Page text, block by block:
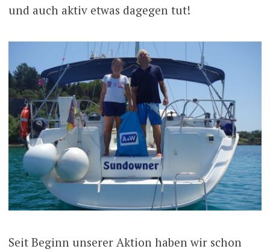
und auch aktiv etwas dagegen tut!
Seit Beginn unserer Aktion haben wir schon